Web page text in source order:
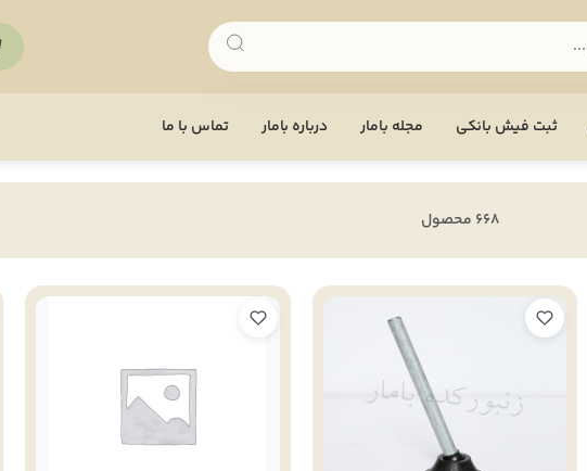
ثبت فیش بانکی مجله بامار درباره بامار تماس با ما
668 محصول